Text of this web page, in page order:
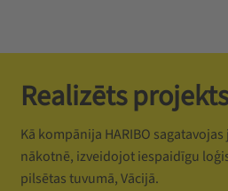
Realizēts
Kā kompānija HARIBO
nākotnē, izveidojot iespaidīgu
pilsētas tuvumā, Vācijā.